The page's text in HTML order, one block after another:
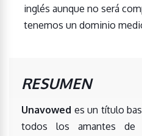
inglés aunque no será
tenemos un dominio
RESUMEN
Unavowed es un título
todos los amantes de